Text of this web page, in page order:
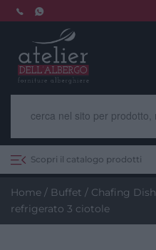
Skip
to
Scopri il catalogo prodotti
Home / Buffet / Chafing Dish
refrigerato 3 ciotole